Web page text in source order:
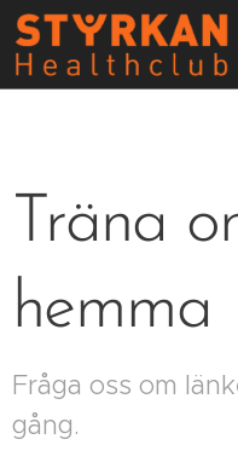
Träna
hemma
Fråga oss om
gång.